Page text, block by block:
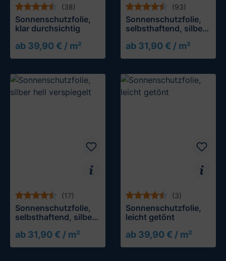
(38)
Sonnenschutzfolie,
klar durchsichtig
ab 39,90 € / m²
Muster testen
(93)
Sonnenschutzfolie,
selbsthaftend, silber
ab 31,90 € / m²
Muster testen
(17)
Sonnenschutzfolie,
selbsthaftend, silber
ab 31,90 € / m²
Muster testen
(3)
Sonnenschutzfolie,
leicht getönt
ab 39,90 € / m²
Muster testen